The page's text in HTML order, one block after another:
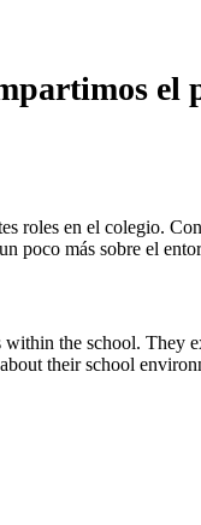
el
en el colegio.
poco más sobre el
the school. They
their school